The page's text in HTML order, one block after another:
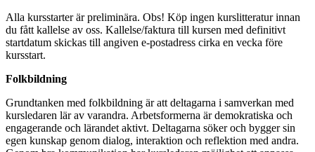
Alla kursstarter är preliminära. Obs! Köp ingen kurslitteratur innan
du fått kallelse av oss. Kallelse/faktura till kursen med definitivt
startdatum skickas till angiven e-postadress cirka en vecka före
kursstart.
Folkbildning
Grundtanken med folkbildning är att deltagarna i samverkan med
kursledaren lär av varandra. Arbetsformerna är demokratiska och
engagerande och lärandet aktivt. Deltagarna söker och bygger sin
egen kunskap genom dialog, interaktion och reflektion med andra.